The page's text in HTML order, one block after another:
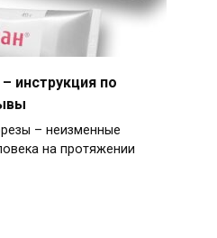
инструкция по
– неизменные
на протяжении